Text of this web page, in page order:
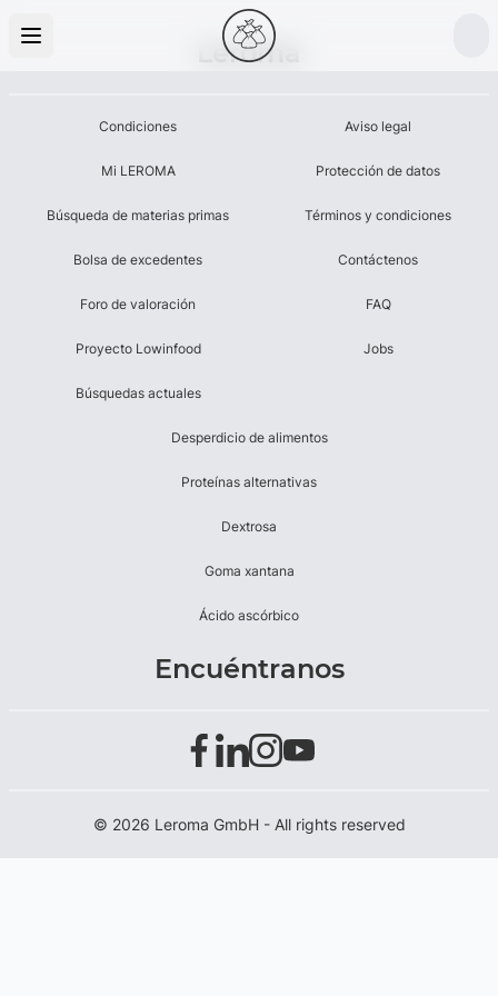
Leroma
Condiciones
Mi LEROMA
Búsqueda de materias primas
Bolsa de excedentes
Foro de valoración
Proyecto Lowinfood
Búsquedas actuales
Aviso legal
Protección de datos
Términos y condiciones
Contáctenos
FAQ
Jobs
Desperdicio de alimentos
Proteínas alternativas
Dextrosa
Goma xantana
Ácido ascórbico
Encuéntranos
© 2026 Leroma GmbH - All rights reserved